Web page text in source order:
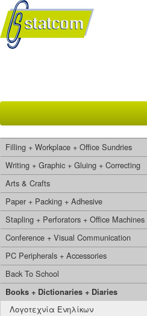
BRANDS
CONTACT US
Search
Filling + Workplace + Office Sundries
Writing + Graphic + Gluing + Correcting
Arts & Crafts
Paper + Packing + Adhesive
Stapling + Perforators + Office Machines
Conference + Visual Communication
PC Peripherals + Accessories
Back To School
Books + Dictionaries + Diaries
Λογοτεχνία Ενηλίκων